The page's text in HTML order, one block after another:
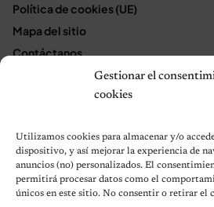
Gestionar el
cookies
Utilizamos cookies para almacenar y/o
dispositivo, y así mejorar la experiencia de
anuncios (no) personalizados. El
permitirá procesar datos como el
únicos en este sitio. No consentir o retirar el
Política de cookies (UE)
Mapa del sitio
Contáctanos
Terms and Conditions
© 2026 Notas de
Política de